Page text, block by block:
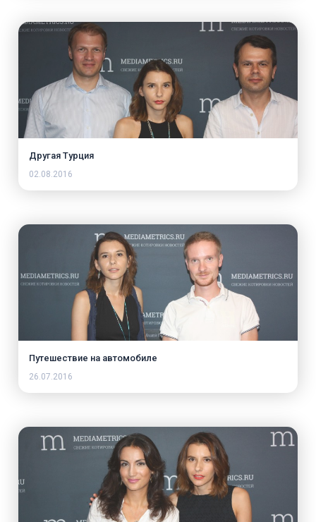
Другая Турция
02.08.2016
Путешествие на автомобиле
26.07.2016